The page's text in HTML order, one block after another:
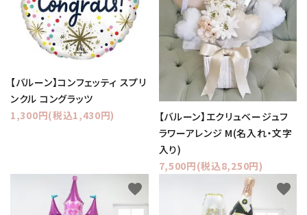
【バルーン】コンフェッティ スプリ
ンクル コングラッツ
1,300円(税込1,430円)
【バルーン】エクリュベージュフ
ラワーアレンジ M(名入れ・文字
入り)
7,500円(税込8,250円)
favorite favorite